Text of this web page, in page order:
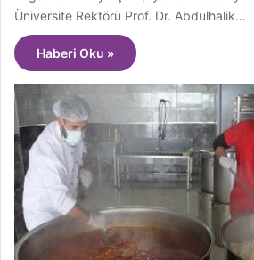
Üniversite Rektörü Prof. Dr. Abdulhalik…
Haberi Oku »